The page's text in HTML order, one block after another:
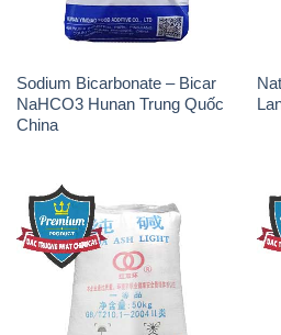
Sodium Bicarbonate – Bicar
NaHCO3 Hunan Trung Quốc
China